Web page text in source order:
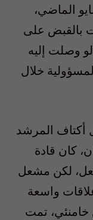
الماضي،
بالقبض على
وصلت إليه
خلال
أكتاف المرشد
كان قادة
لكن مشعل
واسعة
خامنئي، تمت